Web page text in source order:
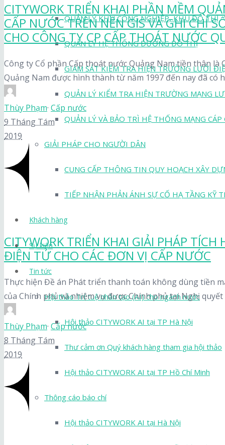
QUẢN LÝ KHU CÔNG NGHIỆP, KHU ĐÔ THỊ
QUẢN LÝ HỆ THỐNG ĐƯỜNG ĐÔ THỊ
GIÁM SÁT KIỂM TRA HIỆN TRƯỜNG LƯỚI
QUẢN LÝ KIỂM TRA HIỆN TRƯỜNG MẠNG
QUẢN LÝ VÀ BẢO TRÌ HỆ THỐNG MẠNG CÁP
GIẢI PHÁP CHO NGƯỜI DÂN
CUNG CẤP THÔNG TIN QUY HOẠCH XÂY
TIẾP NHẬN PHẢN ÁNH SỰ CỐ HẠ TẦNG KỸ
Khách hàng
Sự kiện
Tin tức
Hội thảo Trí tuệ nhân tạo (AI) cho ngành nước
Hội thảo CITYWORK AI tại TP Hà Nội
Thư cảm ơn Quý khách hàng tham gia hội thảo
Hội thảo CITYWORK AI tại TP Hồ Chí Minh
Thông cáo báo chí
Hội thảo CITYWORK AI tại Hà Nội
CITYWORK TRIỂN KHAI PHẦN MỀM
CẤP NƯỚC TRÊN NỀN GIS VÀ GHI CHỈ
CHO CÔNG TY CP CẤP THOÁT NƯỚC
Công ty Cổ phần Cấp thoát nước Quảng Nam tiền thân là
Quảng Nam được hình thành từ năm 1997 đến nay đã có
Thùy Phạm· Cấp nước
9 Tháng Tám
2019
CITYWORK TRIỂN KHAI GIẢI PHÁP
ĐIỆN TỬ CHO CÁC ĐƠN VỊ CẤP NƯỚC
Thực hiện Đề án Phát triển thanh toán không dùng tiền
của Chính phủ và nhiệm vụ được Chính phủ tại Nghị quyết
Thùy Phạm· Cấp nước
8 Tháng Tám
2019